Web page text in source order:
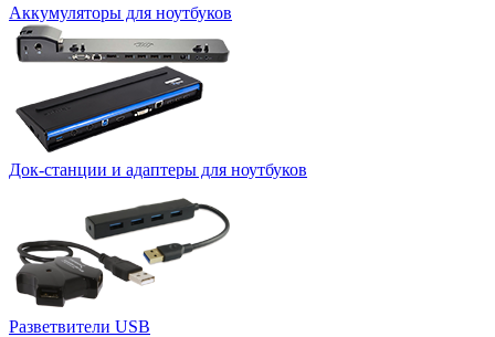
Аккумуляторы для ноутбуков
Док-станции и адаптеры для ноутбуков
Разветвители USB